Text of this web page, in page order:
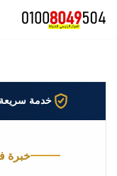
خدمة سريعة
خبرة